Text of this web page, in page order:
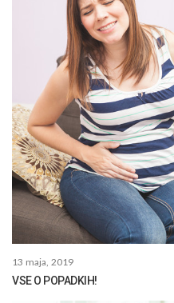
13 maja, 2019
VSE O POPADKIH!